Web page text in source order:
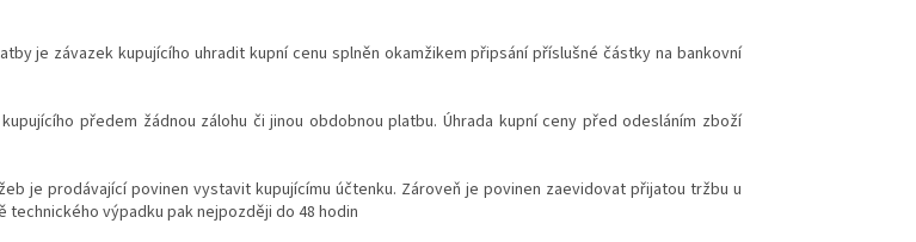
je závazek kupujícího uhradit kupní cenu splněn okamžikem připsání příslušné částky na bankovní
předem žádnou zálohu či jinou obdobnou platbu. Úhrada kupní ceny před odesláním zboží
je prodávající povinen vystavit kupujícímu účtenku. Zároveň je povinen zaevidovat přijatou tržbu u
technického výpadku pak nejpozději do 48 hodin